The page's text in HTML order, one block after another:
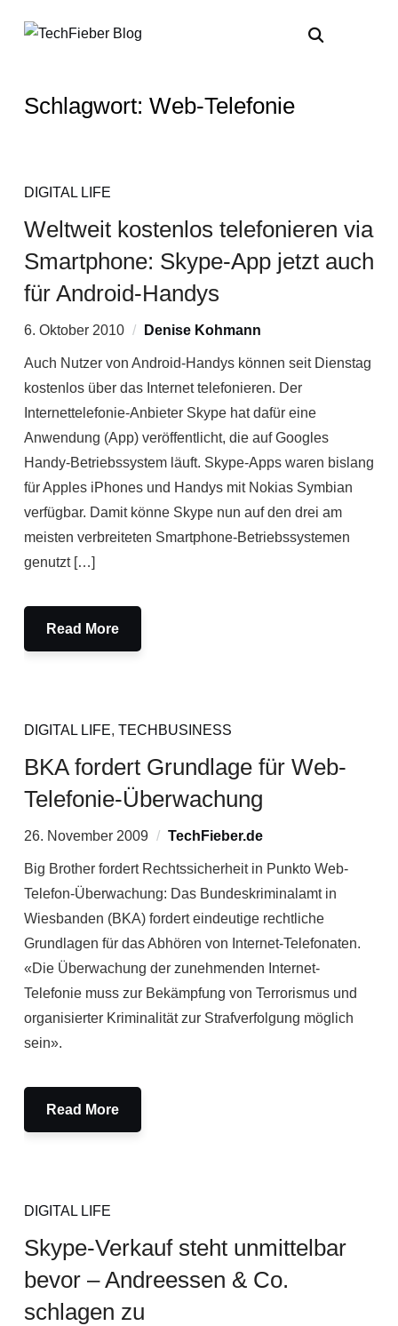
Schlagwort: Web-Telefonie
DIGITAL LIFE
Weltweit kostenlos telefonieren via
Smartphone: Skype-App jetzt auch
für Android-Handys
6. Oktober 2010 Denise Kohmann
Auch Nutzer von Android-Handys können seit Dienstag
kostenlos über das Internet telefonieren. Der
Internettelefonie-Anbieter Skype hat dafür eine
Anwendung (App) veröffentlicht, die auf Googles
Handy-Betriebssystem läuft. Skype-Apps waren bislang
für Apples iPhones und Handys mit Nokias Symbian
verfügbar. Damit könne Skype nun auf den drei am
meisten verbreiteten Smartphone-Betriebssystemen
genutzt […]
Read More
DIGITAL LIFE, TECHBUSINESS
BKA fordert Grundlage für Web-
Telefonie-Überwachung
26. November 2009 TechFieber.de
Big Brother fordert Rechtssicherheit in Punkto Web-
Telefon-Überwachung: Das Bundeskriminalamt in
Wiesbanden (BKA) fordert eindeutige rechtliche
Grundlagen für das Abhören von Internet-Telefonaten.
«Die Überwachung der zunehmenden Internet-
Telefonie muss zur Bekämpfung von Terrorismus und
organisierter Kriminalität zur Strafverfolgung möglich
sein».
Read More
DIGITAL LIFE
Skype-Verkauf steht unmittelbar
bevor – Andreessen & Co.
schlagen zu